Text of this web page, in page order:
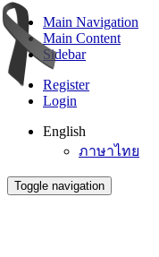
Main Navigation
Main Content
Sidebar
Register
Login
English
ภาษาไทย
Toggle navigation